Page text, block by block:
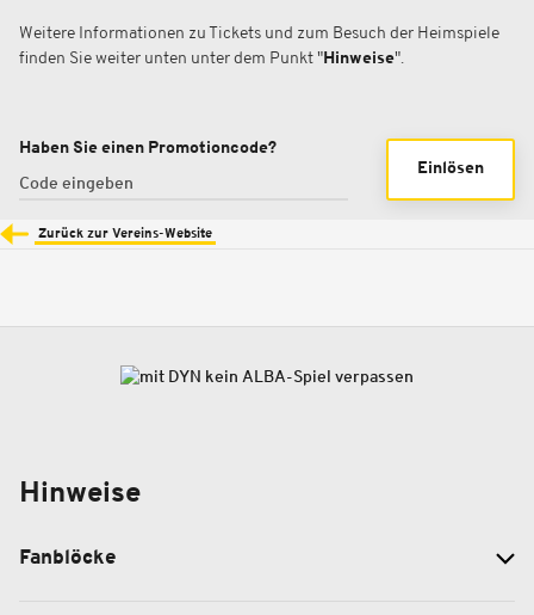
Weitere Informationen zu Tickets und zum Besuch der Heimspiele
finden Sie weiter unten unter dem Punkt "Hinweise".
Haben Sie einen Promotioncode?
Einlösen
Zurück zur Vereins-Website
Hinweise
Fanblöcke